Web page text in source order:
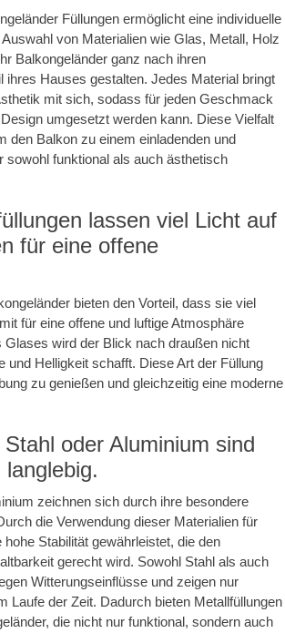
Füllungen ermöglicht eine individuelle
von Materialien wie Glas, Metall, Holz
Balkongeländer ganz nach ihren
ihres Hauses gestalten. Jedes Material bringt
mit sich, sodass für jeden Geschmack
umgesetzt werden kann. Diese Vielfalt
den Balkon zu einem einladenden und
funktional als auch ästhetisch
lassen viel Licht auf
für eine offene
bieten den Vorteil, dass sie viel
für eine offene und luftige Atmosphäre
wird der Blick nach draußen nicht
und Helligkeit schafft. Diese Art der Füllung
zu genießen und gleichzeitig eine moderne
oder Aluminium sind
zeichnen sich durch ihre besondere
die Verwendung dieser Materialien für
Stabilität gewährleistet, die den
gerecht wird. Sowohl Stahl als auch
Witterungseinflüsse und zeigen nur
Laufe der Zeit. Dadurch bieten Metallfüllungen
die nicht nur funktional, sondern auch